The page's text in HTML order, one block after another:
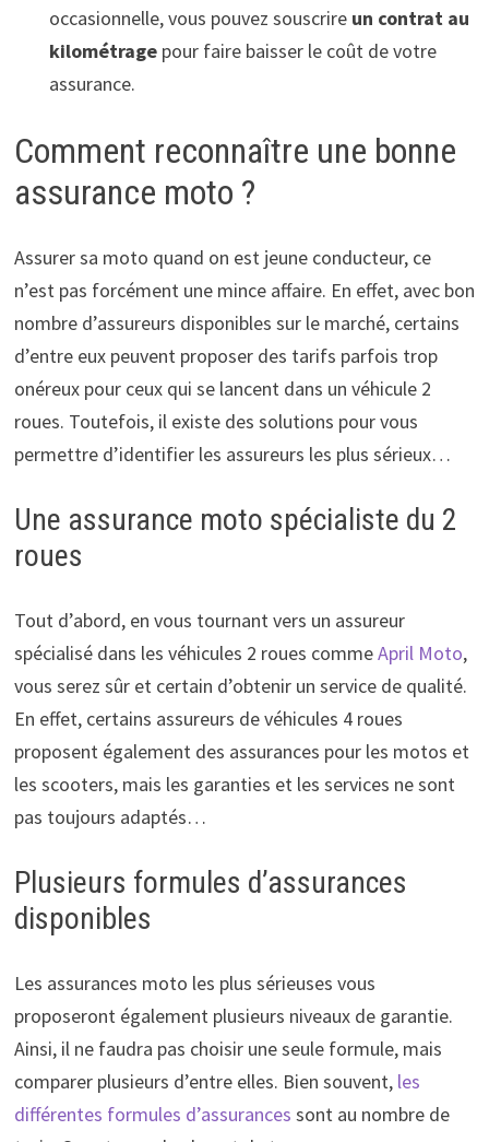
occasionnelle, vous pouvez souscrireun contrat au
kilométrage pour faire baisser le coût de votre
assurance.
Comment reconnaître une bonne
assurance moto ?
Assurer sa moto quand on est jeune conducteur, ce
n’est pas forcément une mince affaire. En effet, avec bon
nombre d’assureurs disponibles sur le marché, certains
d’entre eux peuvent proposer des tarifs parfois trop
onéreux pour ceux qui se lancent dans un véhicule 2
roues. Toutefois, il existe des solutions pour vous
permettre d’identifier les assureurs les plus sérieux…
Une assurance moto spécialiste du 2
roues
Tout d’abord, en vous tournant vers un assureur
spécialisé dans les véhicules 2 roues commeApril Moto,
vous serez sûr et certain d’obtenir un service de qualité.
En effet, certains assureurs de véhicules 4 roues
proposent également des assurances pour les motos et
les scooters, mais les garanties et les services ne sont
pas toujours adaptés…
Plusieurs formules d’assurances
disponibles
Les assurances moto les plus sérieuses vous
proposeront également plusieurs niveaux de garantie.
Ainsi, il ne faudra pas choisir une seule formule, mais
comparer plusieurs d’entre elles. Bien souvent, les
différentes formules d’assurances sont au nombre de